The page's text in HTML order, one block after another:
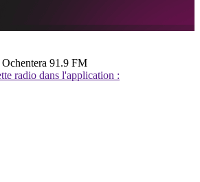
91.9 FM
radio dans l'application :